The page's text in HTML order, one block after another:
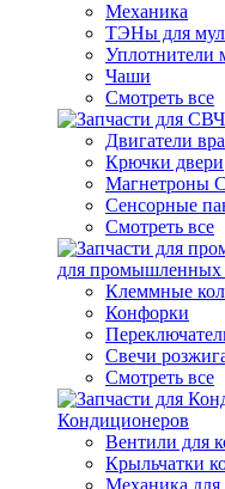
Механика
ТЭНы для
Уплотнители
Чаши
Смотреть все
Двигатели
Крючки двери
Магнетроны
Сенсорные
Смотреть все
для промышленных
Клеммные
Конфорки
Свечи
Смотреть все
Кондиционеров
Вентили для
Крыльчатки
Механика для